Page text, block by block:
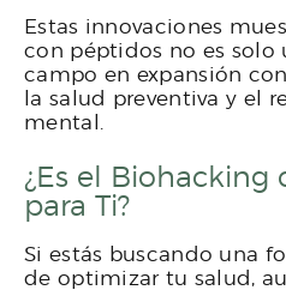
Estas innovaciones
con péptidos no es solo
campo en expansión
la salud preventiva y el
mental.
¿Es el Biohacking
para Ti?
Si estás buscando una
de optimizar tu salud,